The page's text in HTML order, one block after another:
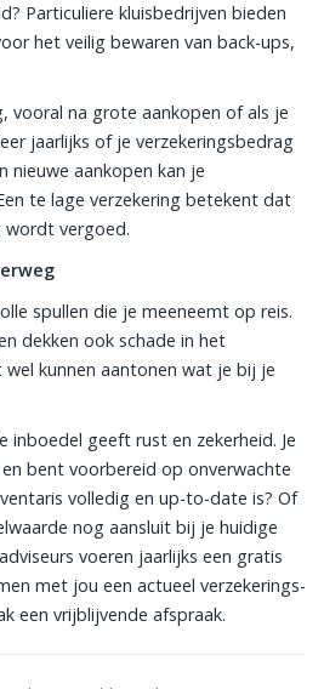
Particuliere kluisbedrijven bieden
het veilig bewaren van back-ups,
vooral na grote aankopen of als je
jaarlijks of je verzekeringsbedrag
nieuwe aankopen kan je
te lage verzekering betekent dat
wordt vergoed.
spullen die je meeneemt op reis.
dekken ook schade in het
kunnen aantonen wat je bij je
inboedel geeft rust en zekerheid. Je
bent voorbereid op onverwachte
volledig en up-to-date is? Of
nog aansluit bij je huidige
voeren jaarlijks een gratis
met jou een actueel verzekerings-
een vrijblijvende afspraak.